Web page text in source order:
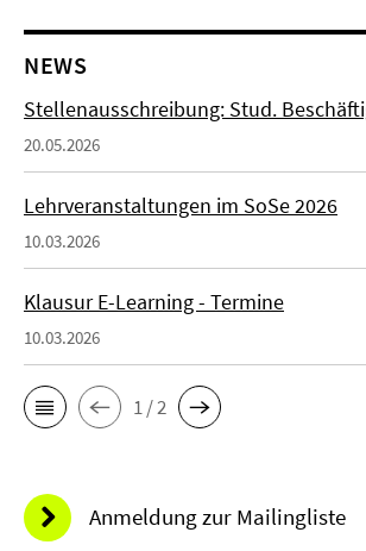
NEWS
Stellenausschreibung: Stud.
20.05.2026
Lehrveranstaltungen im SoSe 2026
10.03.2026
Klausur E-Learning - Termine
10.03.2026
1 / 2
Anmeldung zur Mailingliste